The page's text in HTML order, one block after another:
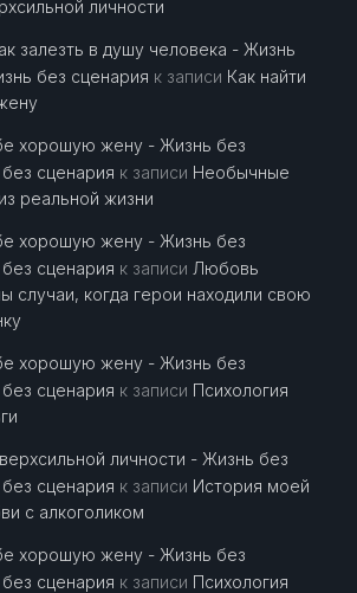
личности
залезть в душу человека - Жизнь
без сценария к записи Как найти
хорошую жену - Жизнь без
сценария к записи Необычные
реальной жизни
хорошую жену - Жизнь без
сценария к записи Любовь
случаи, когда герои находили свою
хорошую жену - Жизнь без
сценария к записи Психология
личности - Жизнь без
сценария к записи История моей
с алкоголиком
хорошую жену - Жизнь без
сценария к записи Психология